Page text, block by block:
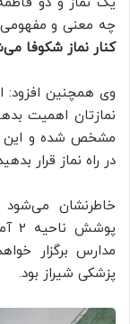
چه معنی و
کنار نماز شکوفا
وی همچنین افزود:
نمازتان اهمیت
مشخص شده و این
در راه نماز قرار
خاطرنشان
مدارس برگزار
پزشکی شیراز بود.